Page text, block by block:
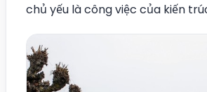
chủ yếu là công việc của kiến